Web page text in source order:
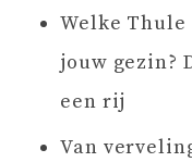
Welke
jouw gezin?
een rij
Van